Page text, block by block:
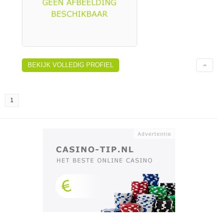
BEKIJK VOLLEDIG PROFIEL
1